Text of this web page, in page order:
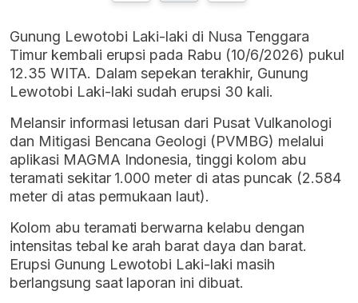
Gunung Lewotobi Laki-laki di Nusa Tenggara
Timur kembali erupsi pada Rabu (10/6/2026) pukul
12.35 WITA. Dalam sepekan terakhir, Gunung
Lewotobi Laki-laki sudah erupsi 30 kali.
Melansir informasi letusan dari Pusat Vulkanologi
dan Mitigasi Bencana Geologi (PVMBG) melalui
aplikasi MAGMA Indonesia, tinggi kolom abu
teramati sekitar 1.000 meter di atas puncak (2.584
meter di atas permukaan laut).
Kolom abu teramati berwarna kelabu dengan
intensitas tebal ke arah barat daya dan barat.
Erupsi Gunung Lewotobi Laki-laki masih
berlangsung saat laporan ini dibuat.